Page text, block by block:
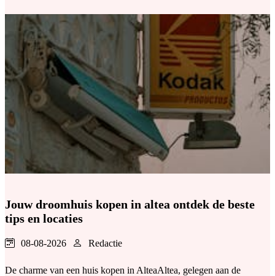
Jouw droomhuis kopen in altea ontdek de beste
tips en locaties
08-08-2026 Redactie
De charme van een huis kopen in AlteaAltea, gelegen aan de